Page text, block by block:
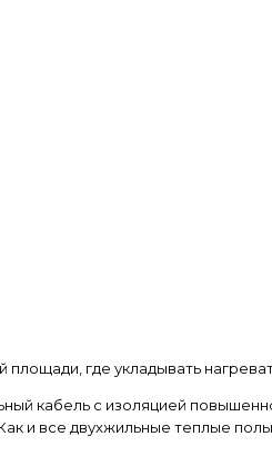
где укладывать
кабель с изоляцией
и все двухжильные теплые